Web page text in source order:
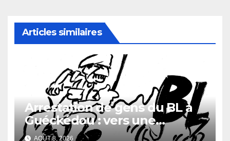
Articles similaires
Arrestation de gens du BL à
Guéckédou : vers une
démission des conseillés du
AOÛT 8, 2026